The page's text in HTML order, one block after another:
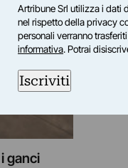
ganci
Artribune Srl utilizza i dati
nel rispetto della privacy
personali verranno
informativa. Potrai
Iscriviti